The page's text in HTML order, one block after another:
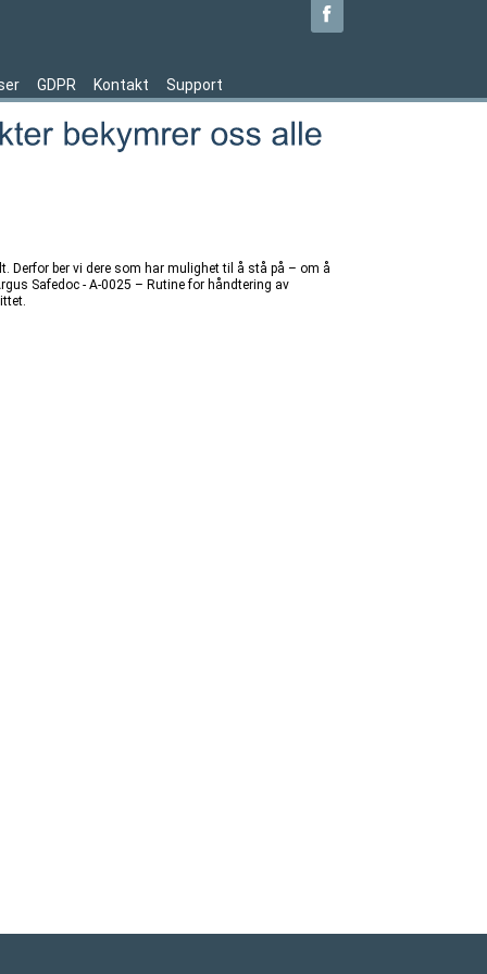
GDPR Kontakt Support
Derfor ber vi dere som har mulighet til å stå på – om å
Safedoc - A-0025 – Rutine for håndtering av